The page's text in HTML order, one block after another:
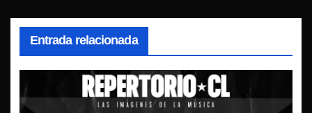
Entrada relacionada